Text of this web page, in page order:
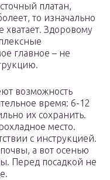
платан,
то изначально
хватает. Здоровому
главное – не
возможность
время: 6-12
их сохранить.
место.
с инструкцией.
а вот осенью
Перед посадкой не